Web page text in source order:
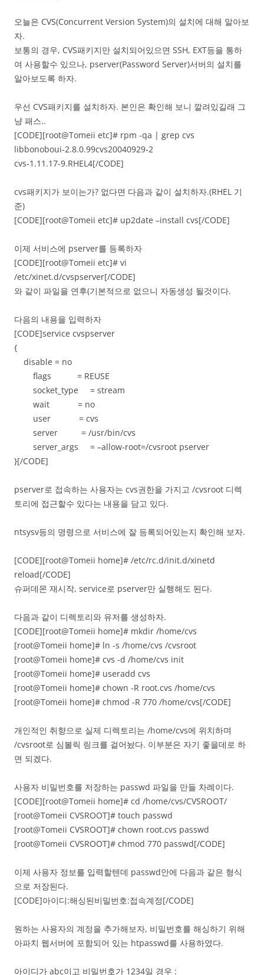
오늘은 CVS(Concurrent Version System)의 설치에 대해 알아보
자.
보통의 경우, CVS패키지만 설치되어있으면 SSH, EXT등을 통하
여 사용할수 있으나, pserver(Password Server)서버의 설치를
알아보도록 하자.
우선 CVS패키지를 설치하자. 본인은 확인해 보니 깔려있길래 그
냥 패스..
[CODE][root@Tomeii etc]# rpm -qa | grep cvs
libbonoboui-2.8.0.99cvs20040929-2
cvs-1.11.17-9.RHEL4[/CODE]
cvs패키지가 보이는가? 없다면 다음과 같이 설치하자.(RHEL 기
준)
[CODE][root@Tomeii etc]# up2date –install cvs[/CODE]
이제 서비스에 pserver를 등록하자
[CODE][root@Tomeii etc]# vi
/etc/xinet.d/cvspserver[/CODE]
와 같이 파일을 연후(기본적으로 없으니 자동생성 될것이다.
다음의 내용을 입력하자
[CODE]service cvspserver
{
disable = no
flags = REUSE
socket_type = stream
wait = no
user = cvs
server = /usr/bin/cvs
server_args = –allow-root=/cvsroot pserver
}[/CODE]
pserver로 접속하는 사용자는 cvs권한을 가지고 /cvsroot 디렉
토리에 접근할수 있다는 내용을 담고 있다.
ntsysv등의 명령으로 서비스에 잘 등록되어있는지 확인해 보자.
[CODE][root@Tomeii home]# /etc/rc.d/init.d/xinetd
reload[/CODE]
슈퍼데몬 재시작, service로 pserver만 실행해도 된다.
다음과 같이 디렉토리와 유저를 생성하자.
[CODE][root@Tomeii home]# mkdir /home/cvs
[root@Tomeii home]# ln -s /home/cvs /cvsroot
[root@Tomeii home]# cvs -d /home/cvs init
[root@Tomeii home]# useradd cvs
[root@Tomeii home]# chown -R root.cvs /home/cvs
[root@Tomeii home]# chmod -R 770 /home/cvs[/CODE]
개인적인 취향으로 실제 디렉토리는 /home/cvs에 위치하며
/cvsroot로 심볼릭 링크를 걸어놨다. 이부분은 자기 좋을데로 하
면 되겠다.
사용자 비밀번호를 저장하는 passwd 파일을 만들 차례이다.
[CODE][root@Tomeii home]# cd /home/cvs/CVSROOT/
[root@Tomeii CVSROOT]# touch passwd
[root@Tomeii CVSROOT]# chown root.cvs passwd
[root@Tomeii CVSROOT]# chmod 770 passwd[/CODE]
이제 사용자 정보를 입력할텐데 passwd안에 다음과 같은 형식
으로 저장된다.
[CODE]아이디:해싱된비밀번호:접속계정[/CODE]
원하는 사용자의 계정을 추가해보자, 비밀번호를 해싱하기 위해
아파치 웹서버에 포함되어 있는 htpasswd를 사용하였다.
아이디가 abc이고 비밀번호가 1234일 경우 :